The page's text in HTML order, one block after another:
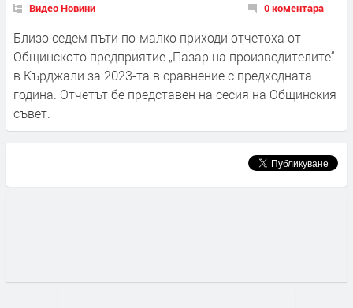
Видео Новини 0 коментара
Близо седем пъти по-малко приходи отчетоха от
Общинското предприятие „Пазар на производителите“
в Кърджали за 2023-та в сравнение с предходната
година. Отчетът бе представен на сесия на Общинския
съвет.